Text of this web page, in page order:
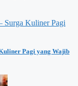
Pagi yang Wajib